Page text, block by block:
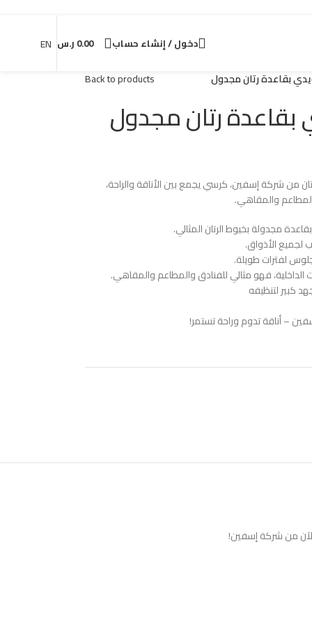
دخول / إنشاء حساب 0.00 ر.س EN
بقاعدة رتان مجدول Back to products
رتان مجدول
شركة إسفين، كرسي يجمع بين الأناقة والراحة،
والمقاهي.
مجدولة بخيوط الرتان المثالي.
لجميع الأذواق.
لفترات طويلة.
فهو مثالي للفنادق والمطاعم والمقاهي.
كبير لتنظيفه
– أناقة تدوم وراحة تستمر!
من شركة إسفين!